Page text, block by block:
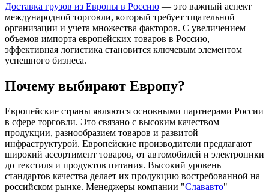
Доставка грузов из Европы в Россию — это важный аспект
международной торговли, который требует тщательной
организации и учета множества факторов. С увеличением
объемов импорта европейских товаров в Россию,
эффективная логистика становится ключевым элементом
успешного бизнеса.
Почему выбирают Европу?
Европейские страны являются основными партнерами России
в сфере торговли. Это связано с высоким качеством
продукции, разнообразием товаров и развитой
инфраструктурой. Европейские производители предлагают
широкий ассортимент товаров, от автомобилей и электроники
до текстиля и продуктов питания. Высокий уровень
стандартов качества делает их продукцию востребованной на
российском рынке. Менеджеры компании "Слававто"